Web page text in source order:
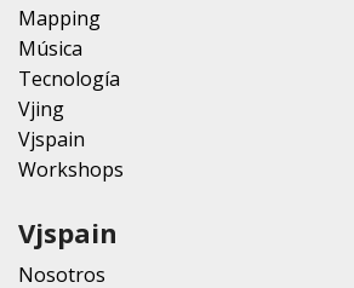
Mapping
Música
Tecnología
Vjing
Vjspain
Workshops
Vjspain
Nosotros